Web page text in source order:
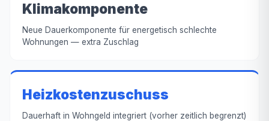
Klimakomponente
Neue Dauerkomponente für energetisch schlechte
Wohnungen — extra Zuschlag
Heizkostenzuschuss
Dauerhaft in Wohngeld integriert (vorher zeitlich begrenzt)